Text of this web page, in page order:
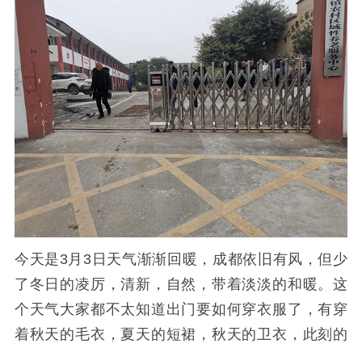
今天是3月3日天气渐渐回暖，成都依旧有风，但少
了冬日的凌厉，清新，自然，带着淡淡的和暖。这
个天气大家都不太知道出门要如何穿衣服了，有穿
着秋天的毛衣，夏天的短裙，秋天的卫衣，此刻的